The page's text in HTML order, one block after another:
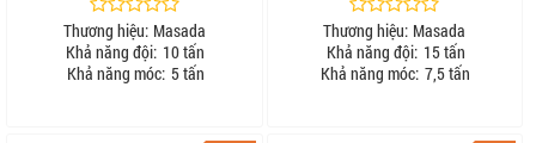
Thương hiệu: Masada
Khả năng đội: 10 tấn
Khả năng móc: 5 tấn
Thương hiệu: Masada
Khả năng đội: 15 tấn
Khả năng móc: 7,5 tấn